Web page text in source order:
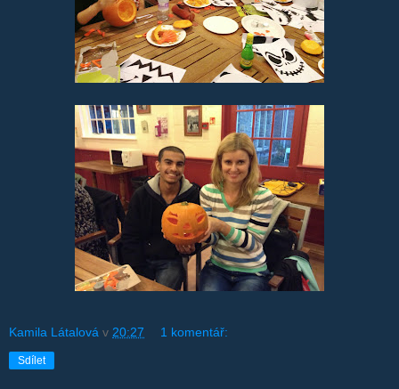
Kamila Látalová v 20:27 1 komentář:
Sdílet